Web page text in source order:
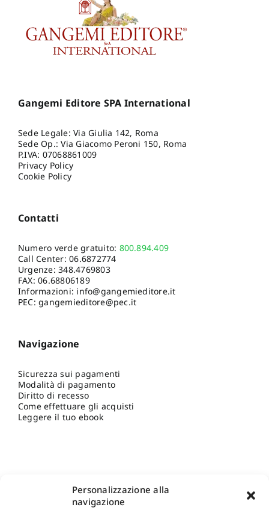
Personalizzazione alla
navigazione
Gangemi Editore SPA International
Sede Legale: Via Giulia 142, Roma
Sede Op.: Via Giacomo Peroni 150, Roma
P.IVA: 07068861009
Privacy Policy
Cookie Policy
Contatti
Numero verde gratuito: 800.894.409
Call Center:06.6872774
Urgenze:348.4769803
FAX: 06.68806189
Informazioni: info@gangemieditore.it
PEC: gangemieditore@pec.it
Navigazione
Sicurezza sui pagamenti
Modalità di pagamento
Diritto di recesso
Come effettuare gli acquisti
Leggere il tuo ebook